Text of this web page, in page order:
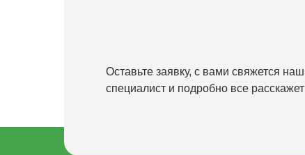
Оставьте заявку, с вами свяжется наш
специалист и подробно все расскажет